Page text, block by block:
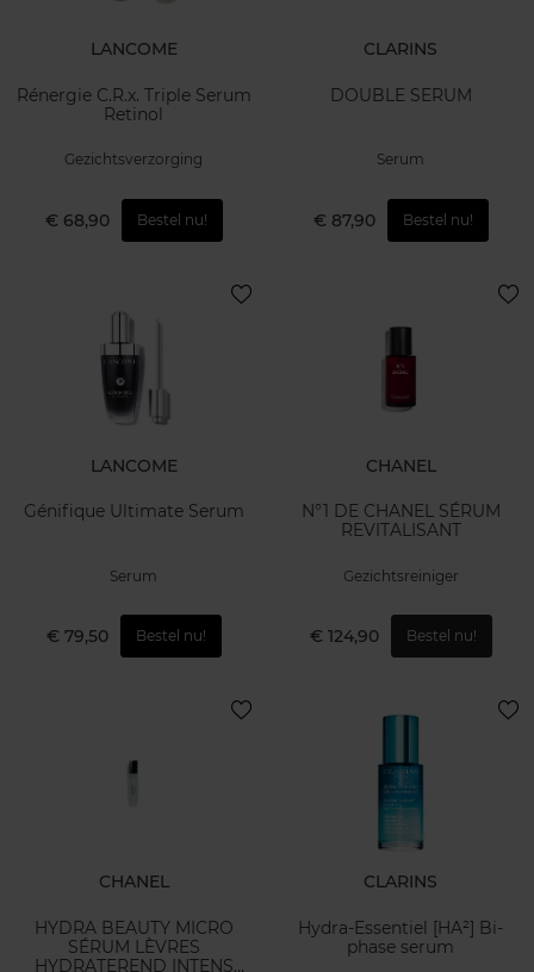
LANCOME
Rénergie C.R.x. Triple Serum
Retinol
Gezichtsverzorging
€ 68,90 Bestel nu!
CLARINS
DOUBLE SERUM
Serum
€ 87,90 Bestel nu!
LANCOME
Génifique Ultimate Serum
Serum
€ 79,50 Bestel nu!
CHANEL
N°1 DE CHANEL SÉRUM
REVITALISANT
Gezichtsreiniger
€ 124,90 Bestel nu!
CHANEL
HYDRA BEAUTY MICRO
SÉRUM LÈVRES
HYDRATEREND INTENS
CLARINS
Hydra-Essentiel [HA²] Bi-
phase serum